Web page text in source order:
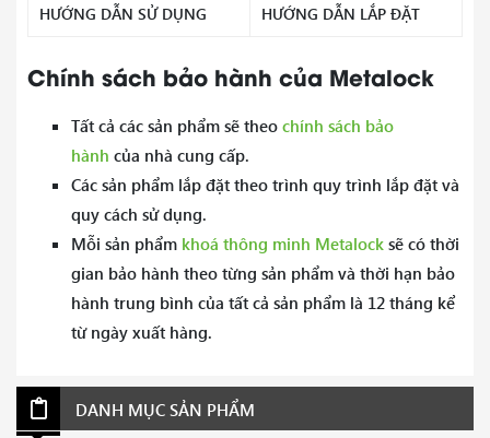
HƯỚNG DẪN SỬ DỤNG HƯỚNG DẪN LẮP ĐẶT
Chính sách bảo hành của Metalock
Tất cả các sản phẩm sẽ theo chính sách bảo
hành của nhà cung cấp.
Các sản phẩm lắp đặt theo trình quy trình lắp đặt và
quy cách sử dụng.
Mỗi sản phẩm khoá thông minh Metalock sẽ có thời
gian bảo hành theo từng sản phẩm và thời hạn bảo
hành trung bình của tất cả sản phẩm là 12 tháng kể
từ ngày xuất hàng.
DANH MỤC SẢN PHẨM